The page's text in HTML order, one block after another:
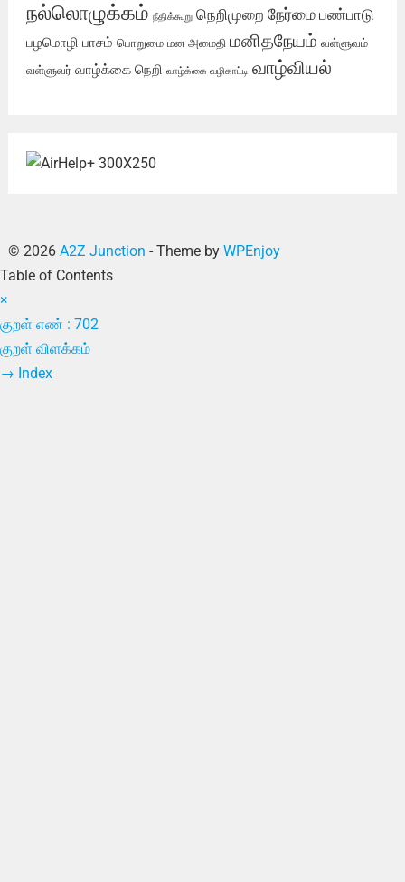
நல்லொழுக்கம் நீதிக்கூறு நெறிமுறை நேர்மை பண்பாடு
பழமொழி பாசம் பொறுமை மன அமைதி மனிதநேயம் வள்ளுவம்
வள்ளுவர் வாழ்க்கை நெறி வாழ்க்கை வழிகாட்டி வாழ்வியல்
© 2026 A2Z Junction - Theme by WPEnjoy
Table of Contents
×
குறள் எண் : 702
குறள் விளக்கம்
→ Index